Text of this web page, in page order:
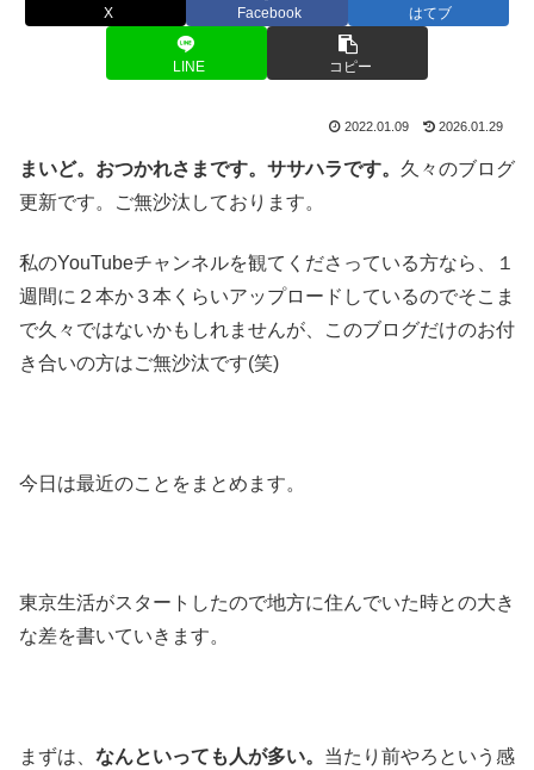
X Facebook はてブ
LINE コピー
2022.01.09 2026.01.29
まいど。おつかれさまです。ササハラです。 久々のブログ
更新です。ご無沙汰しております。
私のYouTubeチャンネルを観てくださっている方なら、１
週間に２本か３本くらいアップロードしているのでそこま
で久々ではないかもしれませんが、このブログだけのお付
き合いの方はご無沙汰です(笑)
今日は最近のことをまとめます。
東京生活がスタートしたので地方に住んでいた時との大き
な差を書いていきます。
まずは、 なんといっても人が多い。 当たり前やろという感